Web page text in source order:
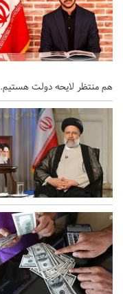
هم منتظر لایحه دولت هستیم.